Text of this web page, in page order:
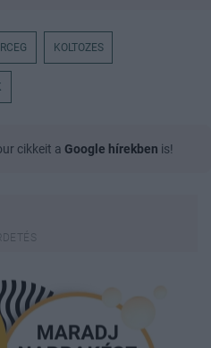
KOLTOZES
cikkeit a Google hírekben is!